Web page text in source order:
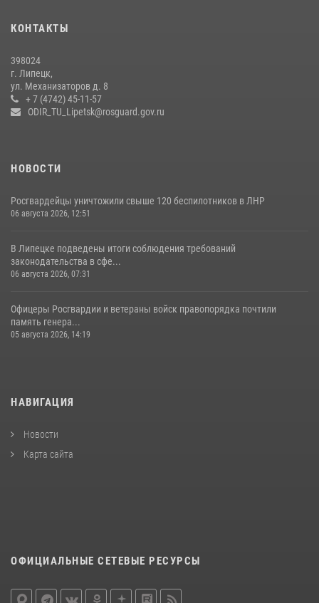
20 июля 2026, 12:22
Липецке
17 июля 2026, 12:26 5
КОНТАКТЫ
398024
г. Липецк,
ул. Механизаторов д. 8
+ 7 (4742) 45-11-57
ODIR_TU_Lipetsk@rosguard.gov.ru
НОВОСТИ
Росгвардейцы уничтожили свыше 120 беспилотников в ЛНР
06 августа 2026, 12:51
В Липецке подведены итоги соблюдения требований
законодательства в сфе...
06 августа 2026, 07:31
Офицеры Росгвардии и ветераны войск правопорядка почтили
память генера...
05 августа 2026, 14:19
НАВИГАЦИЯ
Новости
Карта сайта
ОФИЦИАЛЬНЫЕ СЕТЕВЫЕ РЕСУРСЫ